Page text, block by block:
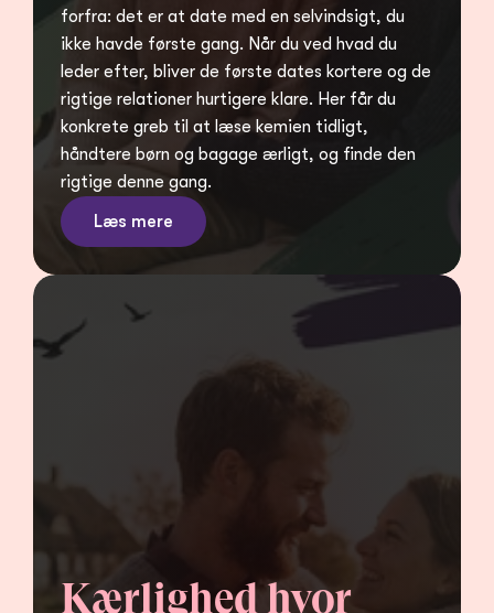
forfra: det er at date med en selvindsigt, du
ikke havde første gang. Når du ved hvad du
leder efter, bliver de første dates kortere og de
rigtige relationer hurtigere klare. Her får du
konkrete greb til at læse kemien tidligt,
håndtere børn og bagage ærligt, og finde den
rigtige denne gang.
Læs mere
Kærlighed hvor